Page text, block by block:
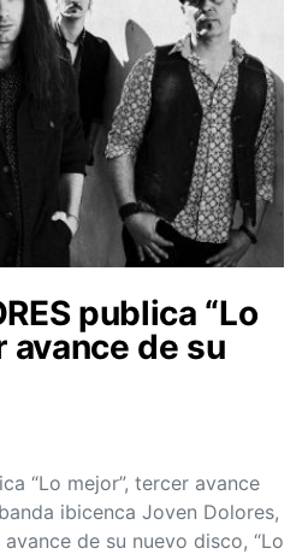
publica “Lo
avance de su
“Lo mejor”, tercer avance
ibicenca Joven Dolores,
de su nuevo disco, “Lo